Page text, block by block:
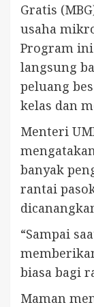
Gratis
usaha
Program
langsung
peluang
kelas dan
Menteri
banyak
rantai
“Sampai
biasa bagi
Maman